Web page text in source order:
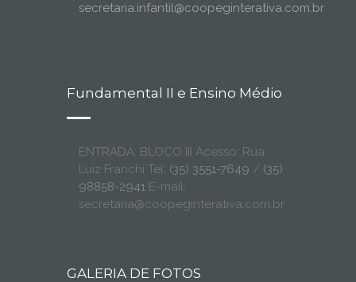
secretaria.infantil@coopeginterativa.com.br
Fundamental II e Ensino Médio
ENTRADA: BLOCO III Acesso: Rua
Luiz Franchi Tel: (35) 3551-7649 / (35)
98858-2941 E-mail:
secretaria@coopeginterativa.com.br
GALERIA DE FOTOS